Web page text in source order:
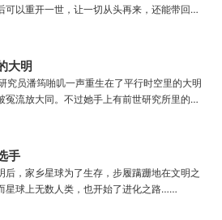
可以重开一世，让一切从头再来，还能带回前
为，寿命，甚至觉醒特殊的天赋。奈何次数有
住，一世世苦修，不成仙不出山，奈何魔门凶
都是人材。第一世，吕阳惨遭师姐暗算。第二
反杀师姐，又遭师兄毒手。第三世，第四
之后，再回首，吕阳才发现自己已经成为了
，初圣宗里最畜生的那一个。“魔门个个都是人
大明
究员潘筠啪叽一声重生在了平行时空里的大明
冤流放大同。不过她手上有前世研究所里的镇
！为救家人，潘筠化身道观小道士，仗剑提
剑拍上去：闭嘴，信不信扣你鱼仔。
手
后，家乡星球为了生存，步履蹒跚地在文明之
星球上无数人类，也开始了进化之路……